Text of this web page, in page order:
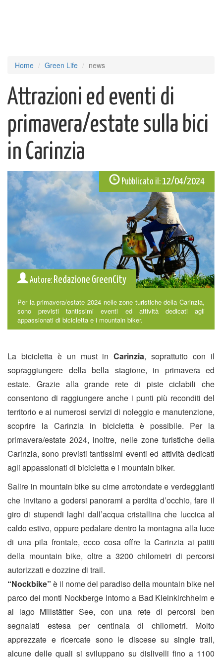
Home Green Life news
Attrazioni ed eventi di
primavera/estate sulla bici
in Carinzia
Pubblicato il:12/04/2024
Autore: Redazione GreenCity
Per la primavera/estate 2024 nelle zone turistiche della Carinzia,
sono previsti tantissimi eventi ed attività dedicati agli
appassionati di bicicletta e i mountain biker.
La bicicletta è un must inCarinzia, soprattutto con il
sopraggiungere della bella stagione, in primavera ed
estate. Grazie alla grande rete di piste ciclabili che
consentono di raggiungere anche i punti più reconditi del
territorio e ai numerosi servizi di noleggio e manutenzione,
scoprire la Carinzia in bicicletta è possibile. Per la
primavera/estate 2024, inoltre, nelle zone turistiche della
Carinzia, sono previsti tantissimi eventi ed attività dedicati
agli appassionati di bicicletta e i mountain biker.
Salire in mountain bike su cime arrotondate e verdeggianti
che invitano a godersi panorami a perdita d’occhio, fare il
giro di stupendi laghi dall’acqua cristallina che luccica al
caldo estivo, oppure pedalare dentro la montagna alla luce
di una pila frontale, ecco cosa offre la Carinzia ai patiti
della mountain bike, oltre a 3200 chilometri di percorsi
autorizzati e dozzine di trail.
“Nockbike” è il nome del paradiso della mountain bike nel
parco dei monti Nockberge intorno a Bad Kleinkirchheim e
al lago Millstätter See, con una rete di percorsi ben
segnalati estesa per centinaia di chilometri. Molto
apprezzate e ricercate sono le discese su single trail,
alcune delle quali si sviluppano su dislivelli fino a 1100